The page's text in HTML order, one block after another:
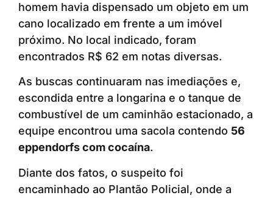
homem havia dispensado um objeto em um
cano localizado em frente a um imóvel
próximo. No local indicado, foram
encontrados R$ 62 em notas diversas.
As buscas continuaram nas imediações e,
escondida entre a longarina e o tanque de
combustível de um caminhão estacionado, a
equipe encontrou uma sacola contendo 56
eppendorfs com cocaína.
Diante dos fatos, o suspeito foi
encaminhado ao Plantão Policial, onde a